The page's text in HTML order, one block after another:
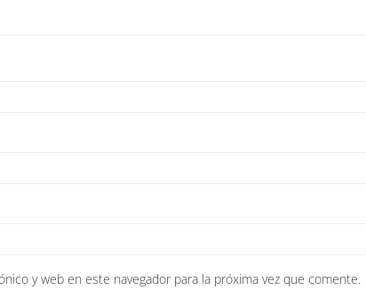
y web en este navegador para la próxima vez que comente.